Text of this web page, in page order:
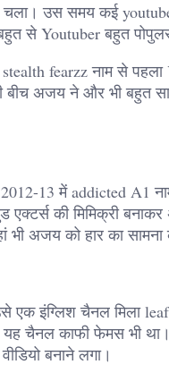
उस समय कई
से Youtuber​ बहुत
fearzz नाम से
बीच अजय ने और भी बहुत
2012-13 में addicted
एक्टर्स की मिमिक्री
भी अजय को हार का सामना
एक इंग्लिश चैनल मिला
यह चैनल काफी फेमस भी
बनाने लगा।